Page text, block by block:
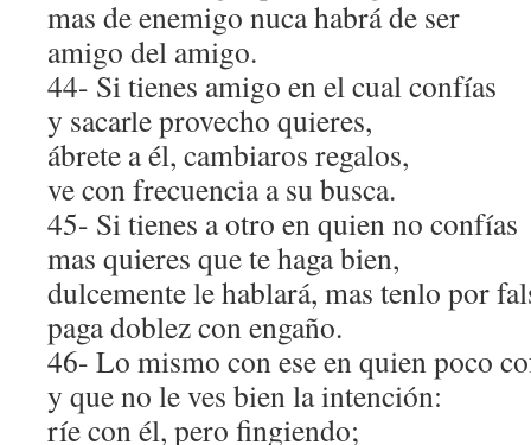
mas de enemigo nuca habrá de ser
amigo del amigo.
44- Si tienes amigo en el cual confías
y sacarle provecho quieres,
ábrete a él, cambiaros regalos,
ve con frecuencia a su busca.
45- Si tienes a otro en quien no confías
mas quieres que te haga bien,
dulcemente le hablará, mas tenlo por
paga doblez con engaño.
46- Lo mismo con ese en quien poco
y que no le ves bien la intención:
ríe con él, pero fingiendo;